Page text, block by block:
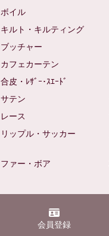
ボイル
キルト・キルティング
ブッチャー
カフェカーテン
合皮・ﾚｻﾞｰ･ｽｴｰﾄﾞ
サテン
レース
リップル・サッカー
ファー・ボア
会員登録